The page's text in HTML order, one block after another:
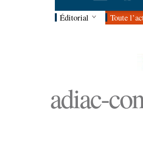
Éditorial Toute
adiac-